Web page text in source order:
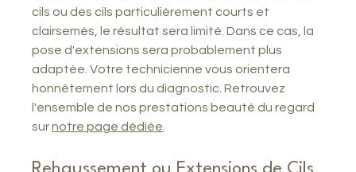
cils ou des cils particulièrement courts et
clairsemés, le résultat sera limité. Dans ce cas, la
pose d'extensions sera probablement plus
adaptée. Votre technicienne vous orientera
honnêtement lors du diagnostic. Retrouvez
l'ensemble de nos prestations beauté du regard
sur notre page dédiée